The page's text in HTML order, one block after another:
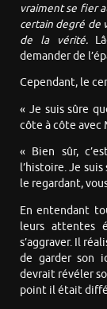
vraiment se fier
certain degré de
de la vérité.
demander de
Cependant, le
« Je suis sûre
côte à côte avec
« Bien sûr,
l’histoire. Je suis
le regardant,
En entendant
leurs attentes
s’aggraver. Il
de garder son
devrait révéler
point il était